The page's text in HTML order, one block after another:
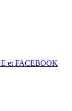
et FACEBOOK